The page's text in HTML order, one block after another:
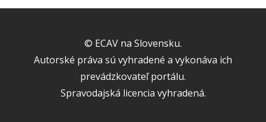
© ECAV na Slovensku.
Autorské práva sú vyhradené a vykonáva ich
prevádzkovateľ portálu.
Spravodajská licencia vyhradená.